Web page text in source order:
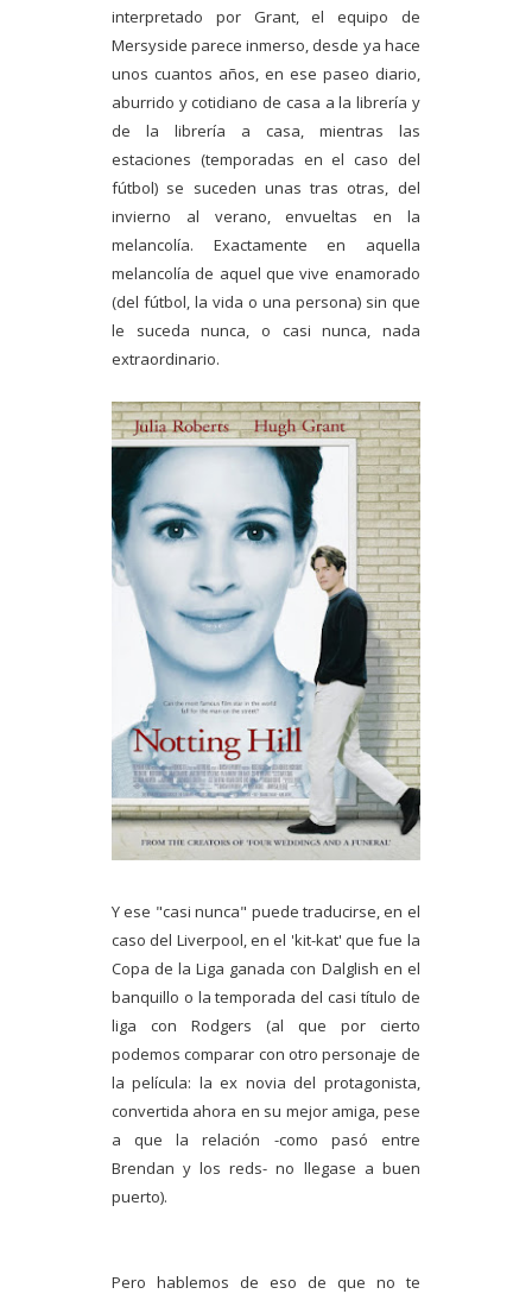
interpretado por Grant, el equipo de
Mersyside parece inmerso, desde ya hace
unos cuantos años, en ese paseo diario,
aburrido y cotidiano de casa a la librería y
de la librería a casa, mientras las
estaciones (temporadas en el caso del
fútbol) se suceden unas tras otras, del
invierno al verano, envueltas en la
melancolía. Exactamente en aquella
melancolía de aquel que vive enamorado
(del fútbol, la vida o una persona) sin que
le suceda nunca, o casi nunca, nada
extraordinario.
Y ese "casi nunca" puede traducirse, en el
caso del Liverpool, en el 'kit-kat' que fue la
Copa de la Liga ganada con Dalglish en el
banquillo o la temporada del casi título de
liga con Rodgers (al que por cierto
podemos comparar con otro personaje de
la película: la ex novia del protagonista,
convertida ahora en su mejor amiga, pese
a que la relación -como pasó entre
Brendan y los reds- no llegase a buen
puerto).
Pero hablemos de eso de que no te